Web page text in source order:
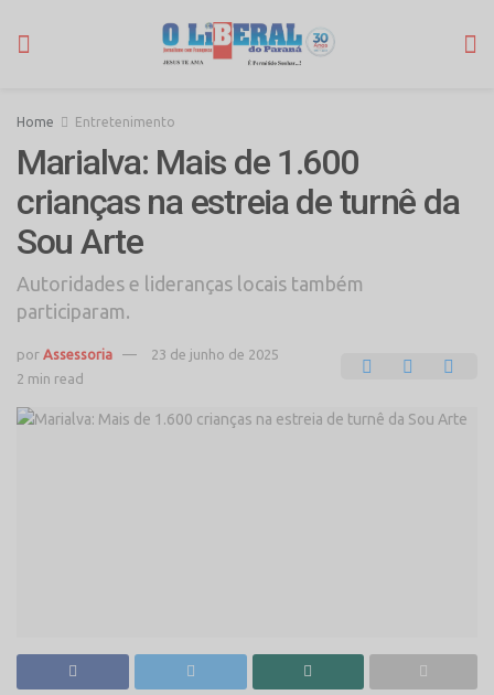
Home Entretenimento
Marialva: Mais de 1.600
crianças na estreia de turnê da
Sou Arte
Autoridades e lideranças locais também
participaram.
por Assessoria
23 de junho de 2025
2 min read